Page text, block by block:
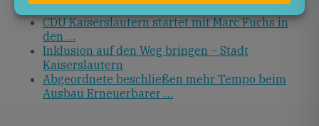
Marc Fuchs: Startseite
CDU Kaiserslautern startet mit Marc Fuchs in
den …
Inklusion auf den Weg bringen – Stadt
Kaiserslautern
Abgeordnete beschließen mehr Tempo beim
Ausbau Erneuerbarer …